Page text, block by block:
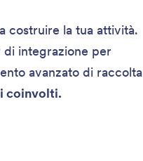
costruire la tua attività.
di integrazione per
avanzato di raccolta
coinvolti.